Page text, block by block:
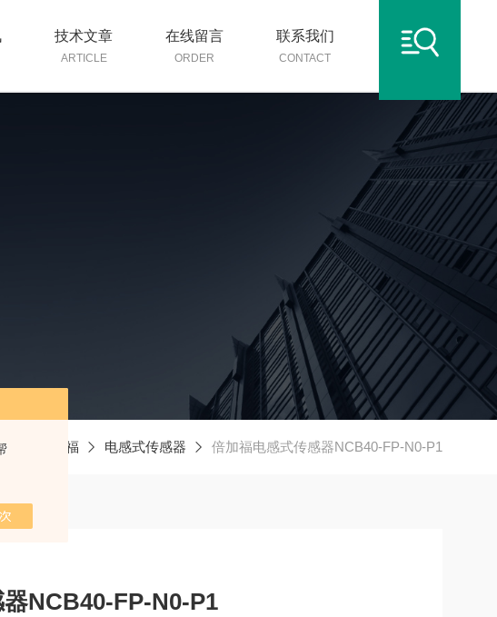
技术文章
ARTICLE
在线留言
ORDER
联系我们
CONTACT
P+F倍加福 电感式传感器 倍加福电感式传感器NCB40-FP-N0-P1
NCB40-FP-N0-P1